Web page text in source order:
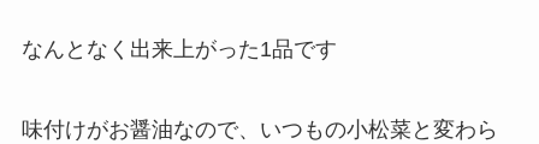
なんとなく出来上がった1品です
味付けがお醤油なので、いつもの小松菜と変わら